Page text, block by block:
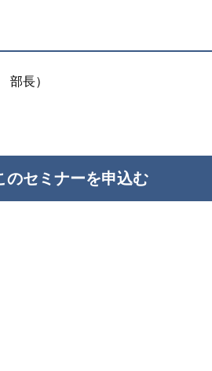
長）
のセミナーを申込む